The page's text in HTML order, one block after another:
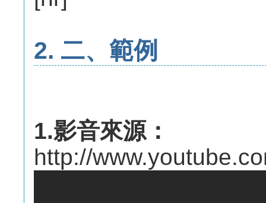
2. 二、範例
1.影音來源：
http://